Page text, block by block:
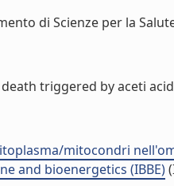
di Scienze per la
triggered by aceti
mitocondri
and bioenergetics (IBBE)